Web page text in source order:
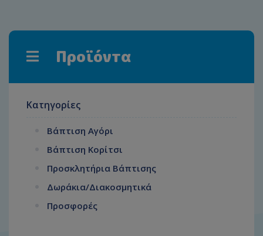
Προϊόντα
Κατηγορίες
Βάπτιση Αγόρι
Βάπτιση Κορίτσι
Προσκλητήρια Βάπτισης
Δωράκια/Διακοσμητικά
Προσφορές